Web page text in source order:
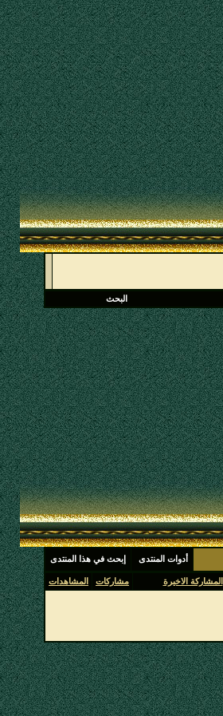
البحث
أدوات المنتدى إبحث في هذا المنتدى
المشاركة الاخيرة مشاركات المشاهدات